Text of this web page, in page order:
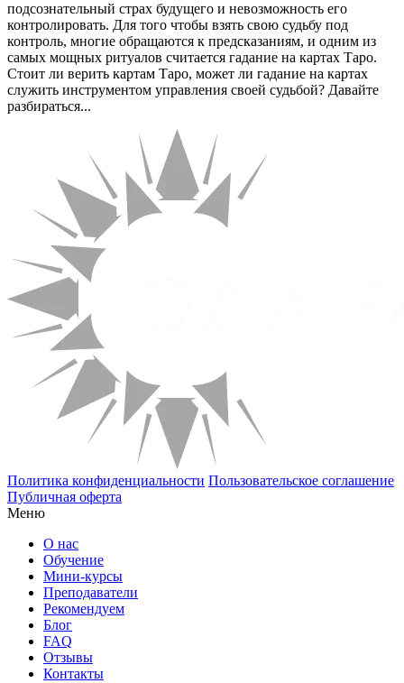
подсознательный страх будущего и невозможность его
контролировать. Для того чтобы взять свою судьбу под
контроль, многие обращаются к предсказаниям, и одним из
самых мощных ритуалов считается гадание на картах Таро.
Стоит ли верить картам Таро, может ли гадание на картах
служить инструментом управления своей судьбой? Давайте
разбираться...
Политика конфиденциальности Пользовательское соглашение
Публичная оферта
Меню
О нас
Обучение
Мини-курсы
Преподаватели
Рекомендуем
Блог
FAQ
Отзывы
Контакты